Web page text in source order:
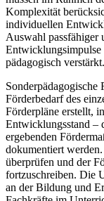
Komplexität
individuellen
Auswahl passfähiger
Entwicklungsimpulse
pädagogisch verstärkt.
Sonderpädagogische
Förderbedarf des
Förderpläne erstellt,
Entwicklungsstand –
ergebenden
dokumentiert
überprüfen und der
fortzuschreiben. Die
an der Bildung und